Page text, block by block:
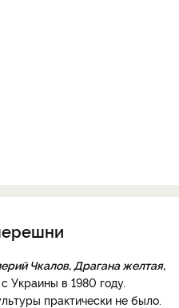
Чкалов, Драгана желтая,
Украины в 1980 году.
практически не было.